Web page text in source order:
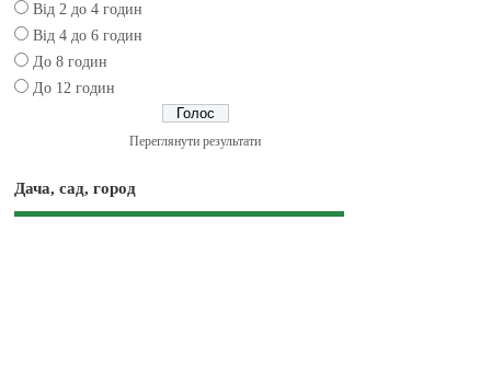
Від 2 до 4 годин
Від 4 до 6 годин
До 8 годин
До 12 годин
Переглянути результати
Дача, сад, город